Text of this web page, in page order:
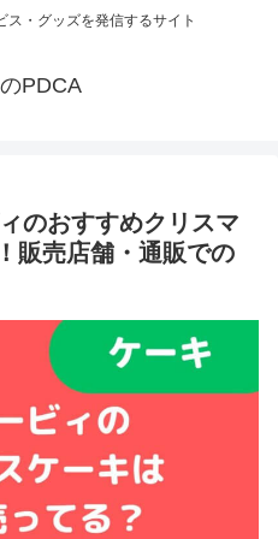
・グッズを発信するサイト
PDCA
のおすすめクリスマ
販売店舗・通販での